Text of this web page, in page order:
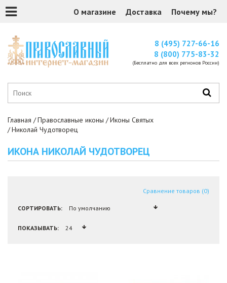
О магазине Доставка Почему мы?
8 (495) 727-66-16
8 (800) 775-83-32
(Бесплатно для всех регионов России)
Главная Православные иконы
Иконы Святых
Николай Чудотворец
ИКОНА НИКОЛАЙ ЧУДОТВОРЕЦ
Сравнение товаров (0)
СОРТИРОВАТЬ:
ПОКАЗЫВАТЬ: